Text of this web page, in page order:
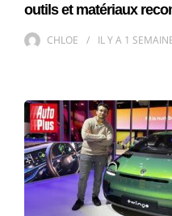
outils et matériaux
CHLOE IL Y A 1